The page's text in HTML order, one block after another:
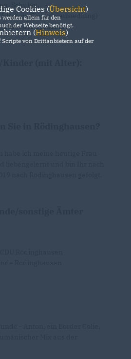
Schulen,
Gewerbeansiedlung)
jeder Gemeinde
(mit Alter):
Cookies (Übersicht)
werden allein für den
der Webseite benötigt.
(Hinweis)
von Drittanbietern auf der